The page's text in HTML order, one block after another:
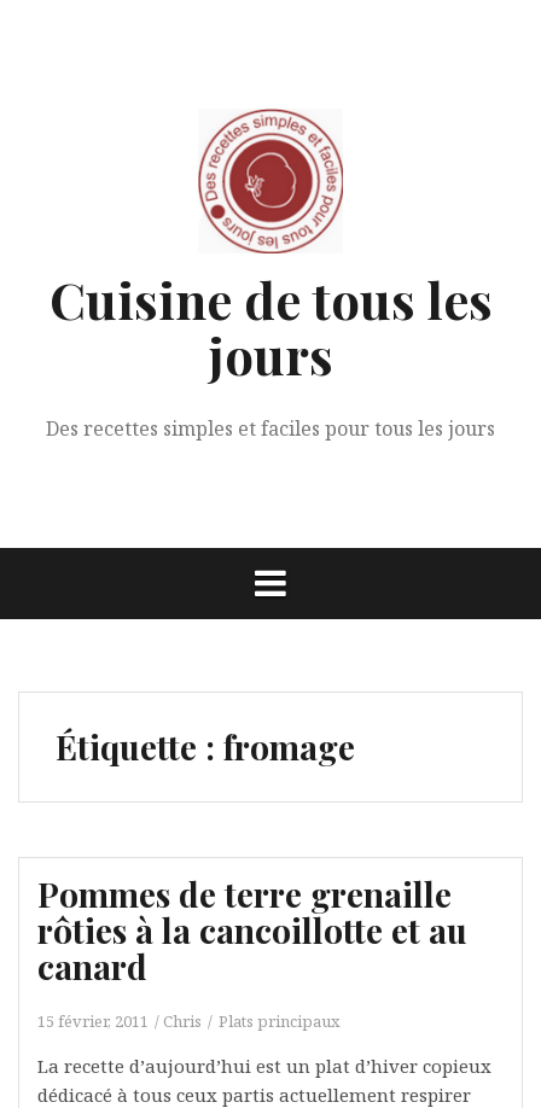
Cuisine de tous les
jours
Des recettes simples et faciles pour tous les jours
Étiquette : fromage
Pommes de terre grenaille
rôties à la cancoillotte et au
canard
15 février, 2011 Chris Plats principaux
La recette d’aujourd’hui est un plat d’hiver copieux
dédicacé à tous ceux partis actuellement respirer